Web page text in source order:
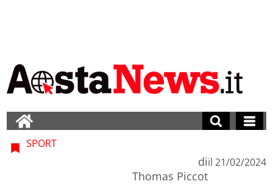
SPORT
di
Thomas Piccot
il 21/02/2024